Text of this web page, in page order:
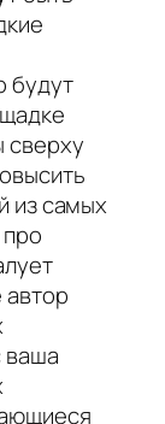
будут
сверху
из самых
ваша